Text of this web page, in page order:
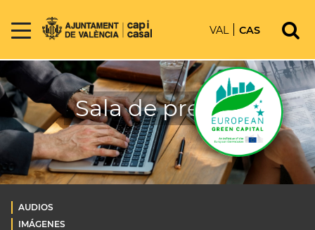
VAL CAS
Sala de prensa
AUDIOS
IMÁGENES